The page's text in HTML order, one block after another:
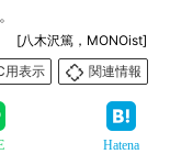
[八木沢篤，MONOist]
用表示
関連情報
Hatena